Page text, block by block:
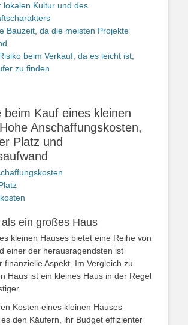
lokalen Kultur und des
Bauzeit, da die meisten Projekte
beim Verkauf, da es leicht ist,
zu finden
beim Kauf eines kleinen
Anschaffungskosten,
Platz und
ein großes Haus
kleinen Hauses bietet eine Reihe von
einer der herausragendsten ist
finanzielle Aspekt. Im Vergleich zu
Haus ist ein kleines Haus in der Regel
Kosten eines kleinen Hauses
den Käufern, ihr Budget effizienter